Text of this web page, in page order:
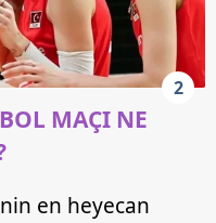
2
MAÇI NE
en heyecan